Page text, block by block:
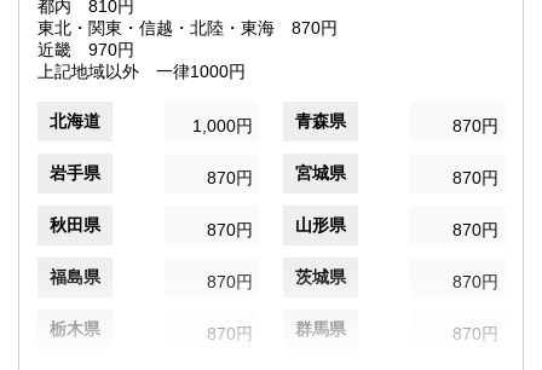
都内 810円
東北・関東・信越・北陸・東海 870円
近畿 970円
上記地域以外 一律1000円
北海道 1,000円 青森県 870円
岩手県 870円 宮城県 870円
秋田県 870円 山形県 870円
福島県 870円 茨城県 870円
栃木県 870円 群馬県 870円